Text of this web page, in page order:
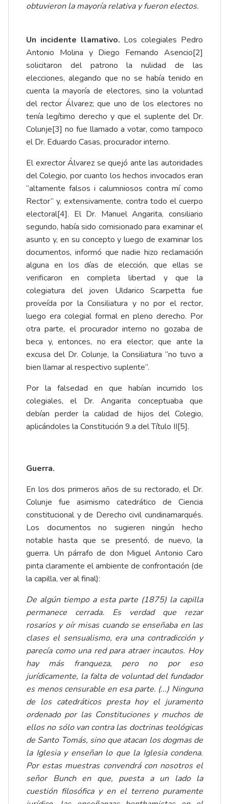
obtuvieron la mayoría relativa y fueron electos.
Un incidente llamativo. Los colegiales Pedro
Antonio Molina y Diego Fernando Asencio[2]
solicitaron del patrono la nulidad de las
elecciones, alegando que no se había tenido en
cuenta la mayoría de electores, sino la voluntad
del rector Álvarez; que uno de los electores no
tenía legítimo derecho y que el suplente del Dr.
Colunje[3] no fue llamado a votar, como tampoco
el Dr. Eduardo Casas, procurador interno.
El exrector Álvarez se quejó ante las autoridades
del Colegio, por cuanto los hechos invocados eran
“altamente falsos i calumniosos contra mí como
Rector” y, extensivamente, contra todo el cuerpo
electoral[4]. El Dr. Manuel Angarita, consiliario
segundo, había sido comisionado para examinar el
asunto y, en su concepto y luego de examinar los
documentos, informó que nadie hizo reclamación
alguna en los días de elección, que ellas se
verificaron en completa libertad y que la
colegiatura del joven Uldarico Scarpetta fue
proveída por la Consiliatura y no por el rector,
luego era colegial formal en pleno derecho. Por
otra parte, el procurador interno no gozaba de
beca y, entonces, no era elector; que ante la
excusa del Dr. Colunje, la Consiliatura “no tuvo a
bien llamar al respectivo suplente”.
Por la falsedad en que habían incurrido los
colegiales, el Dr. Angarita conceptuaba que
debían perder la calidad de hijos del Colegio,
aplicándoles la Constitución 9.a del Título II[5].
Guerra.
En los dos primeros años de su rectorado, el Dr.
Colunje fue asimismo catedrático de Ciencia
constitucional y de Derecho civil cundinamarqués.
Los documentos no sugieren ningún hecho
notable hasta que se presentó, de nuevo, la
guerra. Un párrafo de don Miguel Antonio Caro
pinta claramente el ambiente de confrontación (de
la capilla, ver al final):
De algún tiempo a esta parte (1875) la capilla
permanece cerrada. Es verdad que rezar
rosarios y oír misas cuando se enseñaba en las
clases el sensualismo, era una contradicción y
parecía como una red para atraer incautos. Hoy
hay más franqueza, pero no por eso
jurídicamente, la falta de voluntad del fundador
es menos censurable en esa parte. (...) Ninguno
de los catedráticos presta hoy el juramento
ordenado por las Constituciones y muchos de
ellos no sólo van contra las doctrinas teológicas
de Santo Tomás, sino que atacan los dogmas de
la Iglesia y enseñan lo que la Iglesia condena.
Por estas muestras convendrá con nosotros el
señor Bunch en que, puesta a un lado la
cuestión filosófica y en el terreno puramente